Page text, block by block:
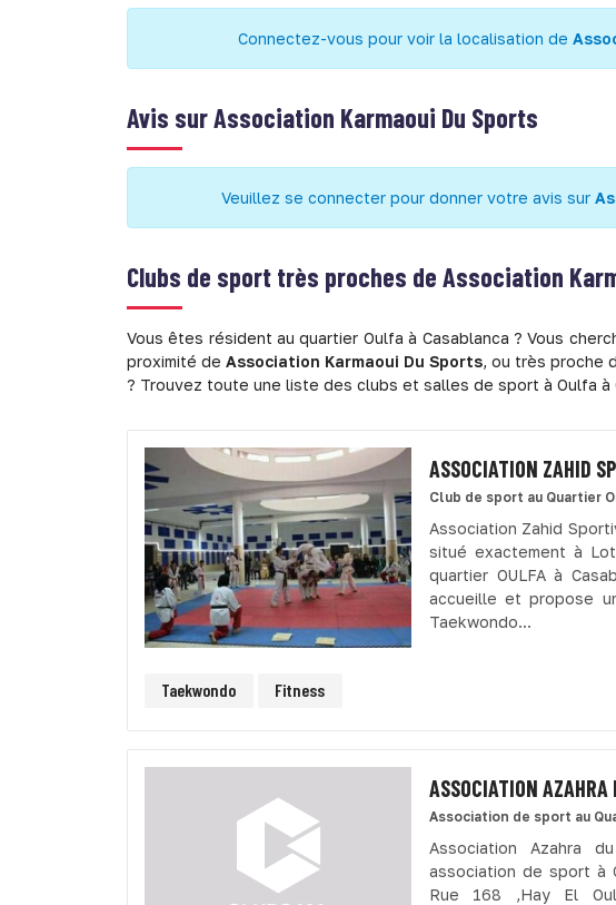
Connectez-vous pour voir la localisation de
Avis surAssociation Karmaoui Du Sports
Veuillez se connecter pour donner votre avis sur
Clubs de sport très proches de Association
Vous êtes résident au quartier Oulfa à Casablanca ? Vous
proximité de Association Karmaoui Du Sports, ou très proche
? Trouvez toute une liste des clubs et salles de sport à Oulfa à
ASSOCIATION ZAHID
Club de sport au Quartier
Association Zahid
situé exactement à
quartier OULFA à
accueille et propose
Taekwondo...
Taekwondo Fitness
ASSOCIATION
Association de sport au
Association Azahra
association de sport à
Rue 168 ,Hay El